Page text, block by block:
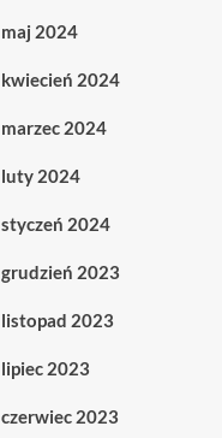
maj 2024
kwiecień 2024
marzec 2024
luty 2024
styczeń 2024
grudzień 2023
listopad 2023
lipiec 2023
czerwiec 2023